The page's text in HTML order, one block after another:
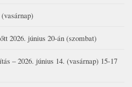
2026. június 20-án (szombat)
– 2026. június 14. (vasárnap) 15-17